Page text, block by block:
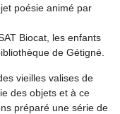
poésie animé par
Biocat, les enfants
de Gétigné.
vieilles valises de
des objets et à ce
préparé une série de